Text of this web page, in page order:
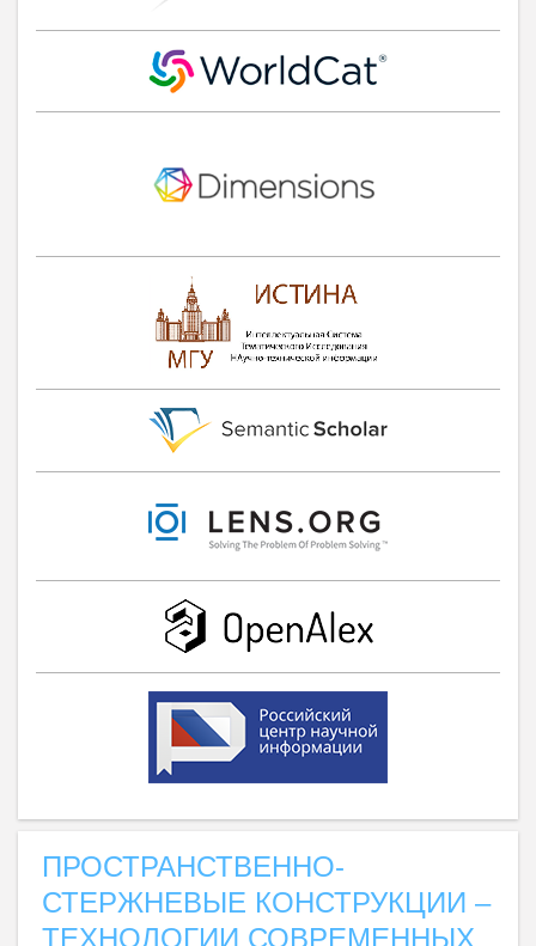
ПРОСТРАНСТВЕННО-
СТЕРЖНЕВЫЕ КОНСТРУКЦИИ –
ТЕХНОЛОГИИ СОВРЕМЕННЫХ